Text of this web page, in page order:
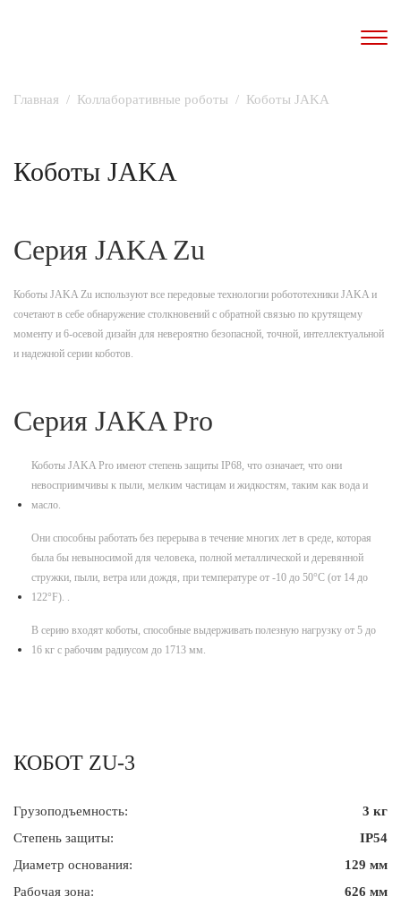
Главная Коллаборативные роботы Коботы JAKA
Коботы JAKA
Серия JAKA Zu
Коботы JAKA Zu используют все передовые технологии робототехники JAKA и
сочетают в себе обнаружение столкновений с обратной связью по крутящему
моменту и 6-осевой дизайн для невероятно безопасной, точной, интеллектуальной
и надежной серии коботов.
Серия JAKA Pro
Коботы JAKA Pro имеют степень защиты IP68, что означает, что они
невосприимчивы к пыли, мелким частицам и жидкостям, таким как вода и
масло.
Они способны работать без перерыва в течение многих лет в среде, которая
была бы невыносимой для человека, полной металлической и деревянной
стружки, пыли, ветра или дождя, при температуре от -10 до 50°C (от 14 до
122°F). .
В серию входят коботы, способные выдерживать полезную нагрузку от 5 до
16 кг с рабочим радиусом до 1713 мм.
КОБОТ ZU-3
Грузоподъемность:
3 кг
Степень защиты:
IP54
Диаметр основания:
129 мм
Рабочая зона:
626 мм